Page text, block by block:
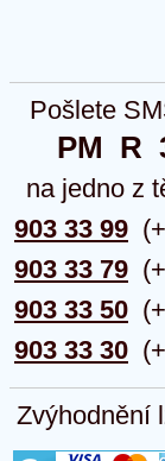
Pošlete
PM  R
na jedno z
903 33 99
903 33 79
903 33 50
903 33 30
Zvýhodnění